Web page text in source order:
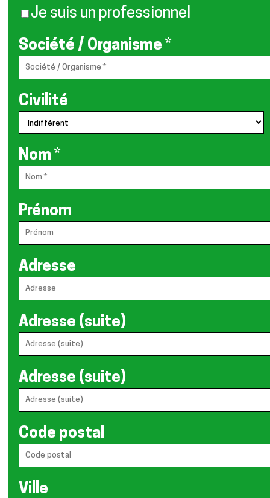
Je suis un professionnel
Société / Organisme *
Civilité
Nom *
Prénom
Adresse
Adresse (suite)
Adresse (suite)
Code postal
Ville